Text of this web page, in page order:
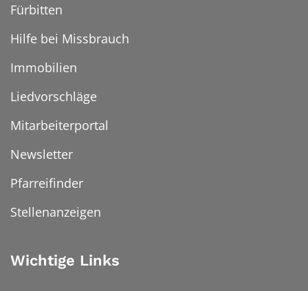
Fürbitten
Hilfe bei Missbrauch
Immobilien
Liedvorschläge
Mitarbeiterportal
Newsletter
Pfarreifinder
Stellenanzeigen
Wichtige Links